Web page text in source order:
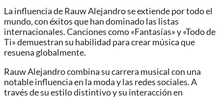
La influencia de Rauw Alejandro se extiende por todo el
mundo, con éxitos que han dominado las listas
internacionales. Canciones como «Fantasías» y «Todo de
Ti» demuestran su habilidad para crear música que
resuena globalmente.
Rauw Alejandro combina su carrera musical con una
notable influencia en la moda y las redes sociales. A
través de su estilo distintivo y su interacción en